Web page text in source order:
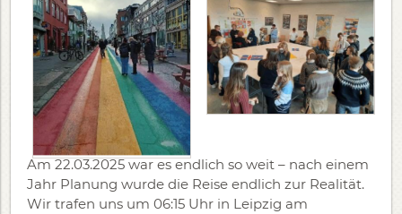
Am 22.03.2025 war es endlich so weit – nach einem
Jahr Planung wurde die Reise endlich zur Realität.
Wir trafen uns um 06:15 Uhr in Leipzig am